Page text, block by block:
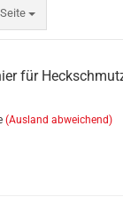
für
(Ausland abweichend)